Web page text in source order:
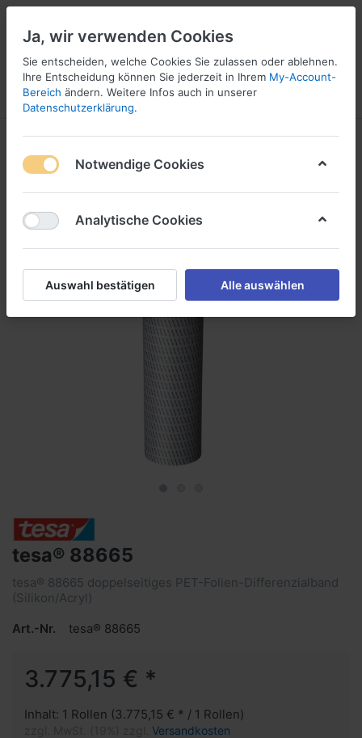
Menü Anmelden Wunschliste
1
tesa® 88665
tesa® 88665 doppelseitiges PET-Folien-Differenzialband
(Silikon/Acryl)
Art.-Nr.
tesa® 88665
3.775,15 € *
Inhalt: 1 Rollen (3.775,15 € * / 1 Rollen)
Versandkosten
Ja, wir verwenden Cookies
Sie entscheiden, welche Cookies Sie zulassen oder ablehnen.
Ihre Entscheidung können Sie jederzeit in Ihrem My-Account-
Bereich ändern. Weitere Infos auch in unserer
Datenschutzerklärung.
Notwendige Cookies
Analytische Cookies
Auswahl bestätigen Alle auswählen